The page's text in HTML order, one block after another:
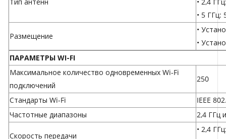
Тип антенн
• 2,4
• 5 ГГц:
Размещение
•
•
ПАРАМЕТРЫ WI-FI
Максимальное количество одновременных Wi-Fi
подключений
250
Стандарты Wi-Fi
IEEE
Частотные диапазоны
2,4 ГГц
Скороcть передачи
• 2,4